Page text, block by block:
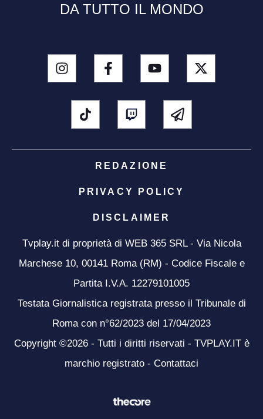
DA TUTTO IL MONDO
REDAZIONE
PRIVACY POLICY
DISCLAIMER
Tvplay.it di proprietà di WEB 365 SRL - Via Nicola
Marchese 10, 00141 Roma (RM) - Codice Fiscale e
Partita I.V.A. 12279101005
Testata Giornalistica registrata presso il Tribunale di
Roma con n°62/2023 del 17/04/2023
Copyright ©2026 - Tutti i diritti riservati - TVPLAY.IT è
marchio registrato - Contattaci